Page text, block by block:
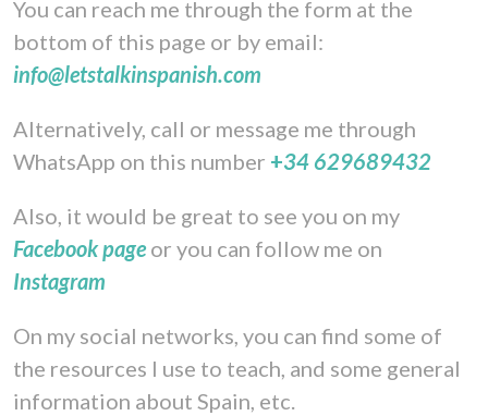
You can reach me through the form at the
bottom of this page or by email:
info@letstalkinspanish.com
Alternatively, call or message me through
WhatsApp on this number +34 629689432
Also, it would be great to see you on my
Facebook page or you can follow me on
Instagram
On my social networks, you can find some of
the resources I use to teach, and some general
information about Spain, etc.